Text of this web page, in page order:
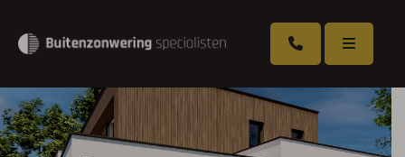
Overkappingen